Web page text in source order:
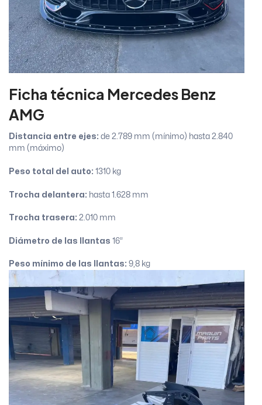
Ficha técnica Mercedes Benz
AMG
Distancia entre ejes: de 2.789 mm (mínimo) hasta 2.840
mm (máximo)
Peso total del auto: 1310 kg
Trocha delantera: hasta 1.628 mm
Trocha trasera: 2.010 mm
Diámetro de las llantas 16”
Peso mínimo de las llantas: 9,8 kg